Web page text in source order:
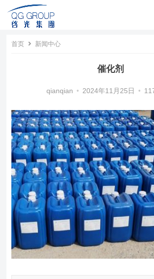
首页 新闻中心
催化剂
qianqian • 2024年11月25日 •